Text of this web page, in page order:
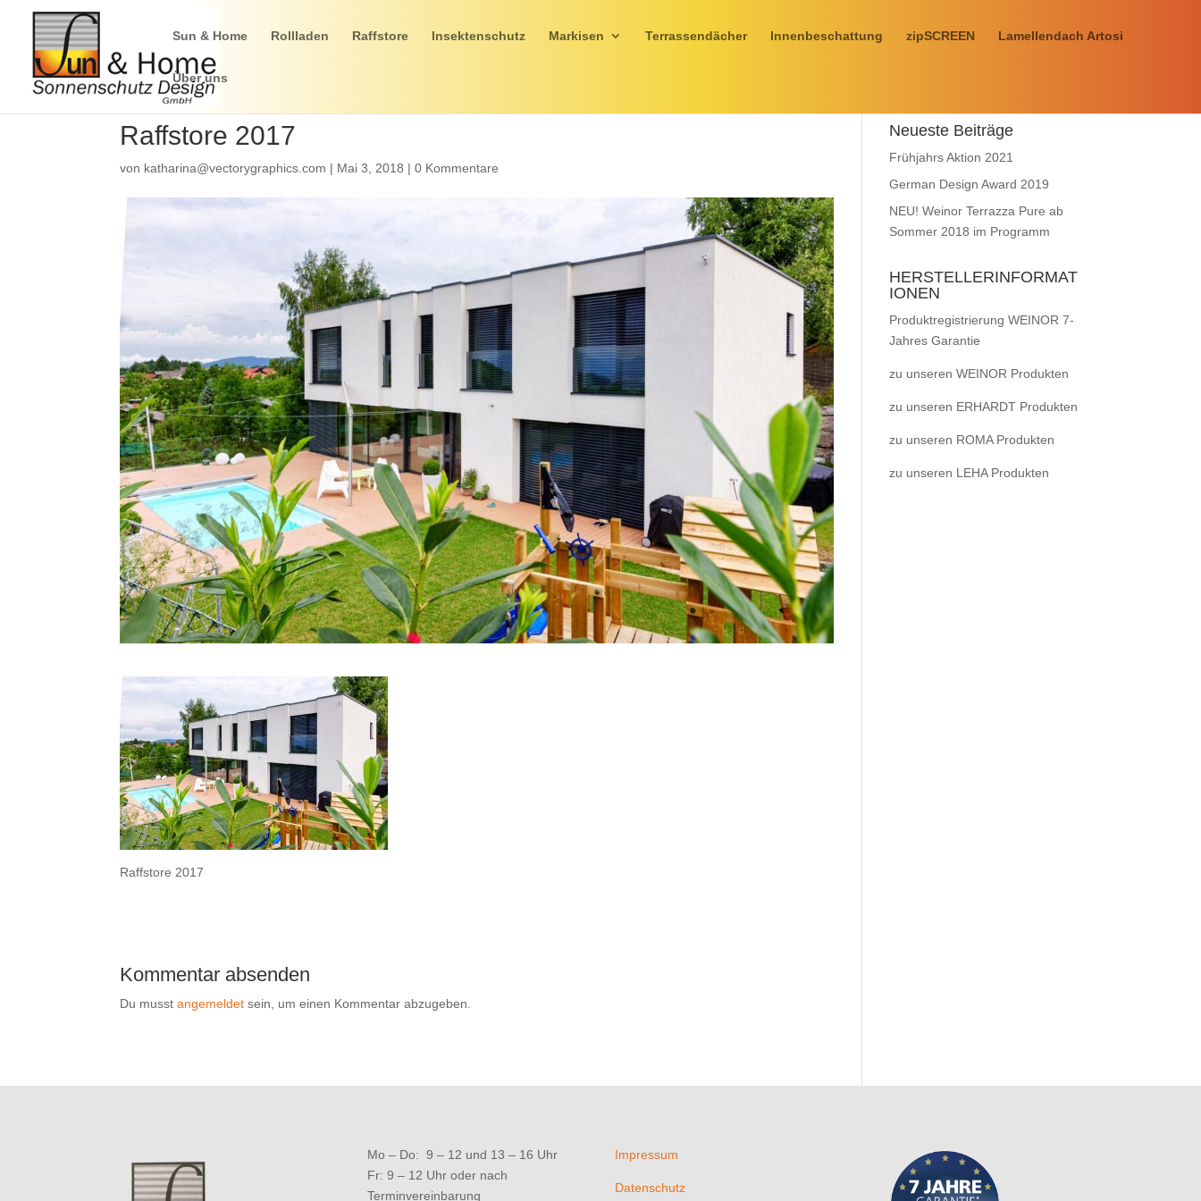
Sun & Home Rollladen Raffstore Insektenschutz Markisen Terrassendächer Innenbeschattung zipSCREEN Lamellendach Artosi
Über uns
Raffstore 2017
von katharina@vectorygraphics.com | Mai 3, 2018 |0 Kommentare
Raffstore 2017
Kommentar absenden
Du musstangemeldet sein, um einen Kommentar abzugeben.
Neueste Beiträge
Frühjahrs Aktion 2021
German Design Award 2019
NEU! Weinor Terrazza Pure ab
Sommer 2018 im Programm
HERSTELLERINFORMAT
IONEN
Produktregistrierung WEINOR 7-
Jahres Garantie
zu unseren WEINOR Produkten
zu unseren ERHARDT Produkten
zu unseren ROMA Produkten
zu unseren LEHA Produkten
Mo – Do: 9 – 12 und 13 – 16 Uhr
Fr: 9 – 12 Uhr oder nach
Terminvereinbarung
Impressum
Datenschutz